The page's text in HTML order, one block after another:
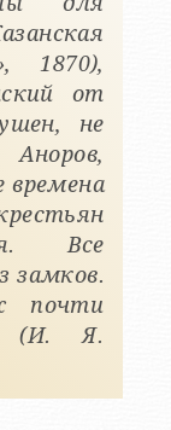
1870),
от
не
времена
Все
замков.
почти
(И. Я.